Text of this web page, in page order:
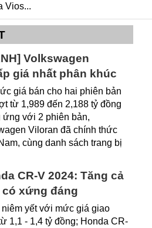
Vios...
Volkswagen
giá nhất phân khúc
giá bán cho hai phiên bản
từ 1,989 đến 2,188 tỷ đồng
với 2 phiên bản,
Viloran đã chính thức
cùng danh sách trang bị
CR-V 2024: Tăng cả
xứng đáng
yết với mức giá giao
1,1 - 1,4 tỷ đồng; Honda CR-